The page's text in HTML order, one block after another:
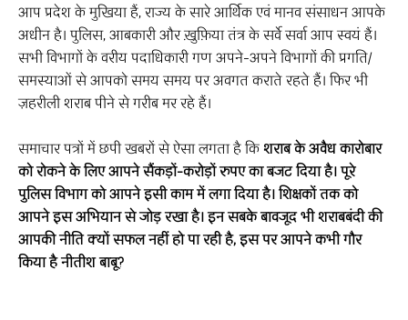
आप प्रदेश के मुखिया हैं, राज्य के सारे आर्थिक एवं मानव संसाधन आपके
अधीन है। पुलिस, आबकारी और ख़ुफ़िया तंत्र के सर्वे सर्वा आप स्वयं हैं।
सभी विभागों के वरीय पदाधिकारी गण अपने-अपने विभागों की प्रगति/
समस्याओं से आपको समय समय पर अवगत कराते रहते हैं। फिर भी
ज़हरीली शराब पीने से गरीब मर रहे हैं।
समाचार पत्रों में छपी खबरों से ऐसा लगता है कि शराब के अवैध कारोबार
को रोकने के लिए आपने सैंकड़ों-करोड़ों रुपए का बजट दिया है। पूरे
पुलिस विभाग को आपने इसी काम में लगा दिया है। शिक्षकों तक को
आपने इस अभियान से जोड़ रखा है। इन सबके बावजूद भी शराबबंदी की
आपकी नीति क्यों सफल नहीं हो पा रही है, इस पर आपने कभी गौर
किया है नीतीश बाबू?